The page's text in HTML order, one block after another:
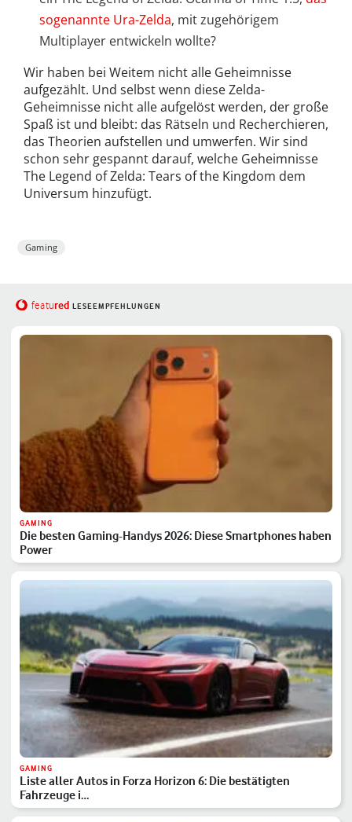
sogenannte Ura-Zelda, mit zugehörigem
Multiplayer entwickeln wollte?
Wir haben bei Weitem nicht alle Geheimnisse
aufgezählt. Und selbst wenn diese Zelda-
Geheimnisse nicht alle aufgelöst werden, der große
Spaß ist und bleibt: das Rätseln und Recherchieren,
das Theorien aufstellen und umwerfen. Wir sind
schon sehr gespannt darauf, welche Geheimnisse
The Legend of Zelda: Tears of the Kingdom dem
Universum hinzufügt.
Gaming
featured LESEEMPFEHLUNGEN
GAMING
Die besten Gaming-Handys 2026: Diese Smartphones haben
Power
GAMING
Liste aller Autos in Forza Horizon 6: Die bestätigten
Fahrzeuge i…